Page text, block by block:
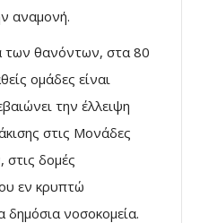
αναμονή.
των θανόντων, στα 80
ομάδες είναι
την έλλειψη
στις Μονάδες
δομές
εν κρυπτώ
δημόσια νοσοκομεία.